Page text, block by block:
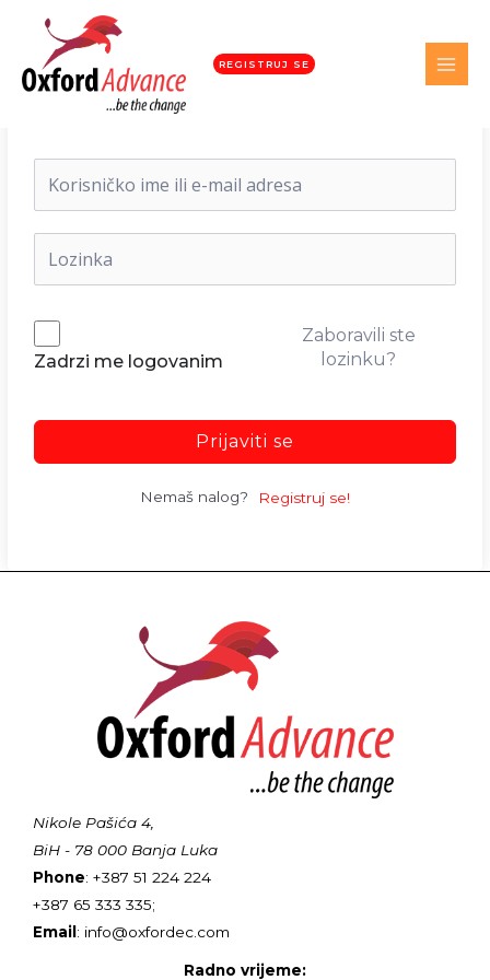
REGISTRUJ SE
Dobrodošli nazad!
Zadrzi me logovanim
Zaboravili ste
lozinku?
Prijaviti se
Nemaš nalog? Registruj se!
Nikole Pašića 4,
BiH - 78 000 Banja Luka
Phone: +387 51 224 224
+387 65 333 335;
Email: info@oxfordec.com
Radno vrijeme: